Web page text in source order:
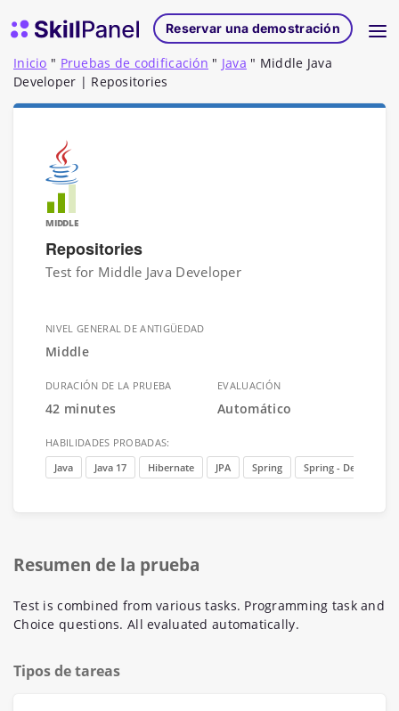
Página de inicio de SkillPanelReservar una demostración
Inicio " Pruebas de codificación " Java " Middle Java
Developer | Repositories
MIDDLE
Repositories
Test for Middle Java Developer
NIVEL GENERAL DE ANTIGÜEDAD
Middle
DURACIÓN DE LA PRUEBA
42 minutes
EVALUACIÓN
Automático
HABILIDADES PROBADAS:
Java
Java 17 Hibernate JPA Spring Spring -
Resumen de la prueba
Test is combined from various tasks. Programming task and
Choice questions. All evaluated automatically.
Tipos de tareas